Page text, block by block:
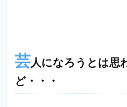
芸人になろうとは思
ど・・・